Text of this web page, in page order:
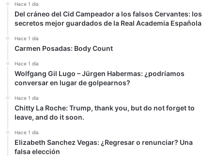
Hace 1 día
Del cráneo del Cid Campeador a los falsos Cervantes: los
secretos mejor guardados de la Real Academia Española
Hace 1 día
Carmen Posadas: Body Count
Hace 1 día
Wolfgang Gil Lugo – Jürgen Habermas: ¿podríamos
conversar en lugar de golpearnos?
Hace 1 día
Chitty La Roche: Trump, thank you, but do not forget to
leave, and do it soon.
Hace 1 día
Elizabeth Sanchez Vegas: ¿Regresar o renunciar? Una
falsa elección